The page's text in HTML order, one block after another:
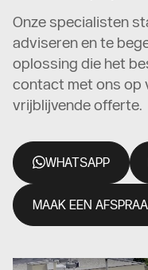
Onze specialisten
adviseren en te
oplossing die het
contact met ons op
vrijblijvende offerte.
WHATSAPP
MAAK EEN